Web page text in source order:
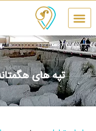
تپه های